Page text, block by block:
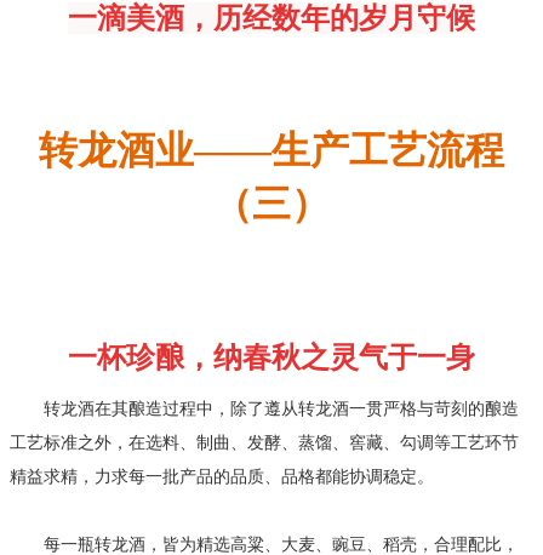
一滴美酒，历经数年的岁月守候
转龙酒业——生产工艺流程
（三）
一杯珍酿，纳春秋之灵气于一身
转龙酒在其酿造过程中，除了遵从转龙酒一贯严格与苛刻的酿造
工艺标准之外，在选料、制曲、发酵、蒸馏、窖藏、勾调等工艺环节
精益求精，力求每一批产品的品质、品格都能协调稳定。
每一瓶转龙酒，皆为精选高粱、大麦、豌豆、稻壳，合理配比，